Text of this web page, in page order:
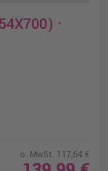
·
o. MwSt. 117,64 €